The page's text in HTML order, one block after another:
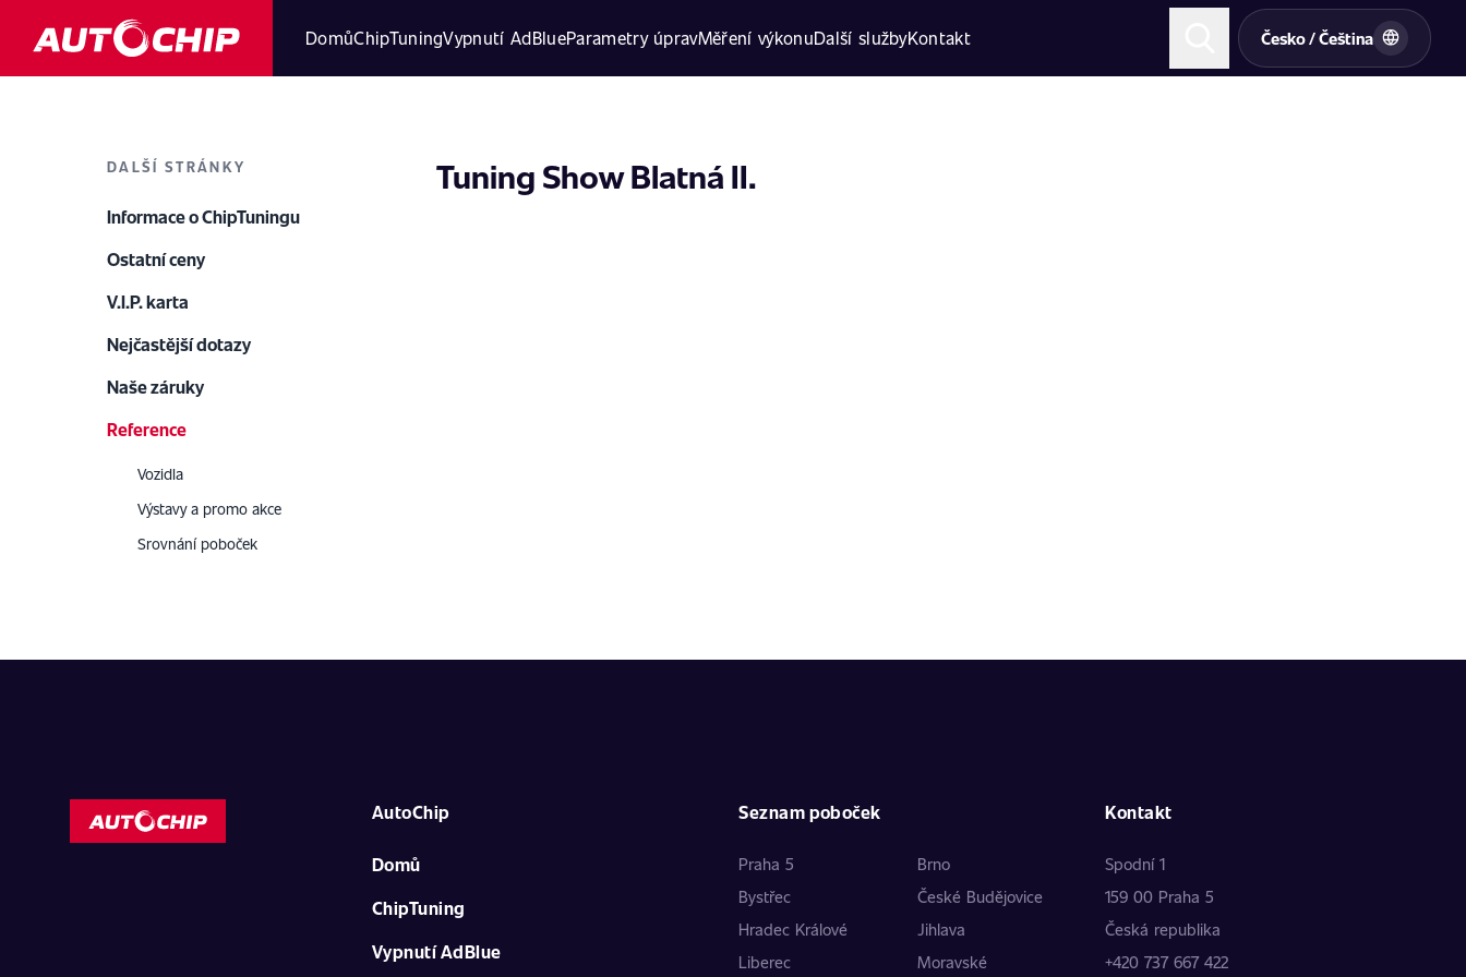
DomůChipTuningVypnutí AdBlueParametry úpravMěření výkonuDalší službyKontakt Česko / Čeština
DALŠÍ STRÁNKY
Informace o ChipTuningu
Ostatní ceny
V.I.P. karta
Nejčastější dotazy
Naše záruky
Reference
Vozidla
Výstavy a promo akce
Srovnání poboček
Tuning Show Blatná II.
AutoChip
Domů
ChipTuning
Vypnutí AdBlue
Seznam poboček
Praha 5
Brno
Bystřec
České Budějovice
Hradec Králové
Jihlava
Liberec
Moravské
Kontakt
Spodní 1
159 00 Praha 5
Česká republika
+420 737 667 422